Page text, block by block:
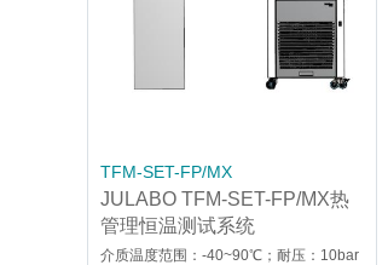
TFM-SET-FP/MX
JULABO TFM-SET-FP/MX热
管理恒温测试系统
介质温度范围：-40~90℃；耐压：10bar